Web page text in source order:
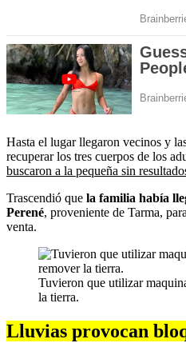
Hasta el lugar llegaron vecinos y
recuperar los tres cuerpos de los
buscaron a la pequeña sin
Trascendió que la familia había
Perené, proveniente de Tarma,
venta.
Tuvieron que utilizar
la tierra.
Lluvias provocan